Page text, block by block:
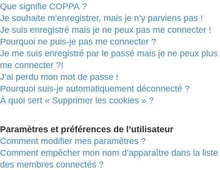
Que signifie COPPA ?
Je souhaite m’enregistrer, mais je n’y parviens pas !
Je suis enregistré mais je ne peux pas me connecter !
Pourquoi ne puis-je pas me connecter ?
Je me suis enregistré par le passé mais je ne peux plus
me connecter ?!
J’ai perdu mon mot de passe !
Pourquoi suis-je automatiquement déconnecté ?
À quoi sert « Supprimer les cookies » ?
Paramètres et préférences de l’utilisateur
Comment modifier mes paramètres ?
Comment empêcher mon nom d’apparaître dans la liste
des membres connectés ?